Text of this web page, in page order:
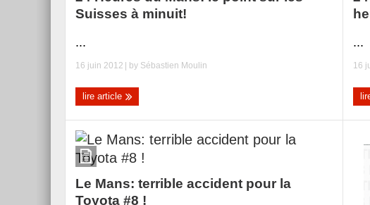
Suisses à minuit!
...
16 juin 2012 | by Sébastien Moulin
lire article
...
16
Le Mans: terrible accident pour la
Toyota #8 !